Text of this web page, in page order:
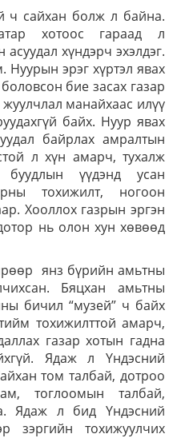
ч сайхан болж л байна.
хотоос гараад л
хүндэрч эхэлдэг.
эрэг хүртэл явах
бие засах газар
жуулчлал манайхаас илүү
байх. Нуур явах
байрлах амралтын
л хүн амарч, тухалж
үүдэнд усан
тохижилт, ногоон
Хооллох газрын эргэн
нь олон хун хөвөөд
янз бүрийн амьтны
Бяцхан амьтны
бичил “музей” ч байх
тохижилттой амарч,
газар хотын гадна
Ядаж л Үндэсний
том талбай, дотроо
тоглоомын талбай,
Ядаж л бид Үндэсний
зэргийн тохижуулчих